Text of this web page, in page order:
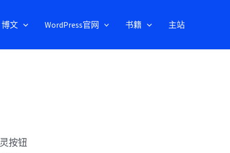
博文 WordPress官网 书籍 主站
按钮